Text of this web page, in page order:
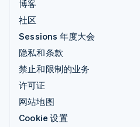
博客
社区
Sessions 年度大会
隐私和条款
禁止和限制的业务
许可证
网站地图
Cookie 设置